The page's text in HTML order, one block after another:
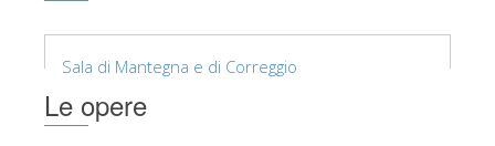
Sala di Mantegna e di Correggio
Le opere